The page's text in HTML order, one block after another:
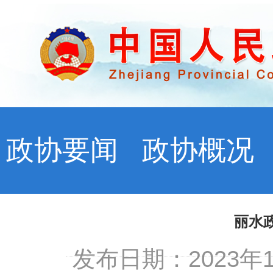
政协要闻 政协概况
丽水
发布日期：2023